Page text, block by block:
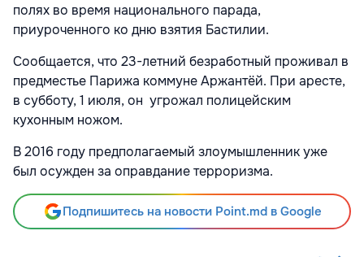
полях во время национального парада,
приуроченного ко дню взятия Бастилии.
Сообщается, что 23-летний безработный проживал в
предместье Парижа коммуне Аржантёй. При аресте,
в субботу, 1 июля, он угрожал полицейским
кухонным ножом.
В 2016 году предполагаемый злоумышленник уже
был осужден за оправдание терроризма.
Подпишитесь на новости Point.md в Google